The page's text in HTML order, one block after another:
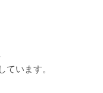
ています。